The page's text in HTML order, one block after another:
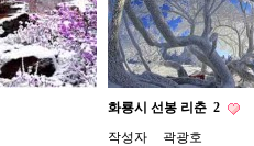
화룡시 선봉 리춘 2
작성자
곽광호